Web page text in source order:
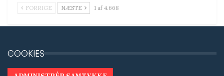
FORRIGE NÆSTE 1 af 4.668
COOKIES